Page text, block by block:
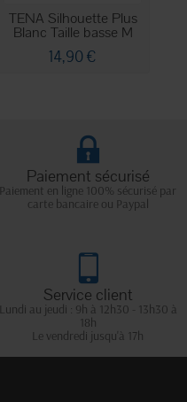
TENA Silhouette Plus
Blanc Taille basse M
14,90 €
Paiement sécurisé
Paiement en ligne 100% sécurisé par
carte bancaire ou Paypal
Service client
Lundi au jeudi : 9h à 12h30 - 13h30 à
18h
Le vendredi jusqu'à 17h